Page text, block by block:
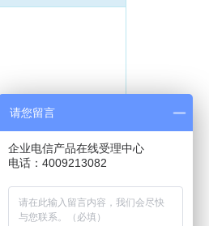
章
请您留言
企业电信产品在线受理中心
电话：4009213082